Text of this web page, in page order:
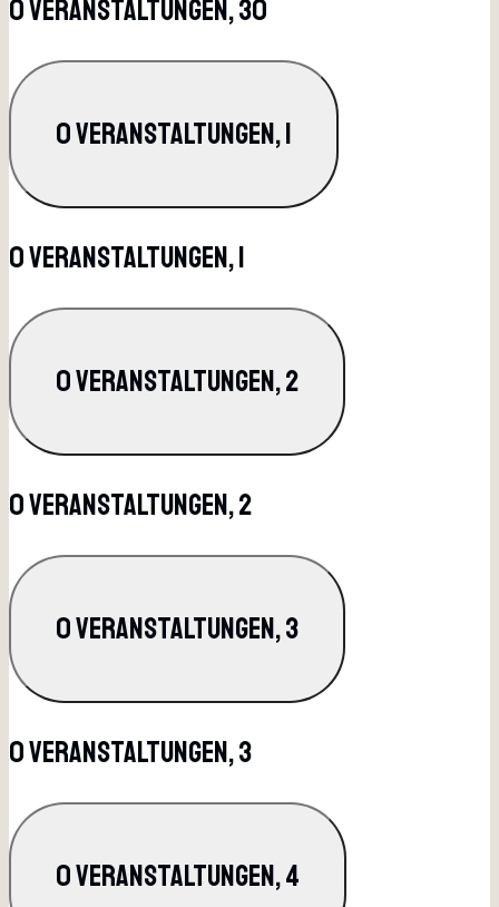
0 Veranstaltungen,30
0 Veranstaltungen,1
0 Veranstaltungen,1
0 Veranstaltungen,2
0 Veranstaltungen,2
0 Veranstaltungen,3
0 Veranstaltungen,3
0 Veranstaltungen,4